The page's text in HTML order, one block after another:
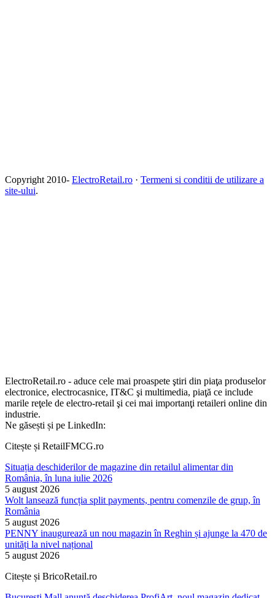
Copyright 2010- ElectroRetail.ro · Termeni si conditii de utilizare a
site-ului.
ElectroRetail.ro - aduce cele mai proaspete ştiri din piaţa produselor
electronice, electrocasnice, IT&C şi multimedia, piaţă ce include
marile reţele de electro-retail şi cei mai importanţi retaileri online din
industrie.
Ne găsești și pe LinkedIn:
Citește și RetailFMCG.ro
Situația deschiderilor de magazine din retailul alimentar din
România, în luna iulie 2026
5 august 2026
Wolt lansează funcția split payments, pentru comenzile de grup, în
România
5 august 2026
PENNY inaugurează un nou magazin în Reghin și ajunge la 470 de
unități la nivel național
5 august 2026
Citește și BricoRetail.ro